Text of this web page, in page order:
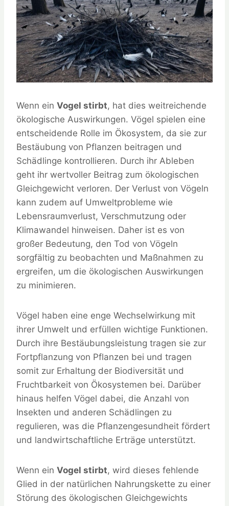
Wenn ein Vogel stirbt, hat dies weitreichende
ökologische Auswirkungen. Vögel spielen eine
entscheidende Rolle im Ökosystem, da sie zur
Bestäubung von Pflanzen beitragen und
Schädlinge kontrollieren. Durch ihr Ableben
geht ihr wertvoller Beitrag zum ökologischen
Gleichgewicht verloren. Der Verlust von Vögeln
kann zudem auf Umweltprobleme wie
Lebensraumverlust, Verschmutzung oder
Klimawandel hinweisen. Daher ist es von
großer Bedeutung, den Tod von Vögeln
sorgfältig zu beobachten und Maßnahmen zu
ergreifen, um die ökologischen Auswirkungen
zu minimieren.
Vögel haben eine enge Wechselwirkung mit
ihrer Umwelt und erfüllen wichtige Funktionen.
Durch ihre Bestäubungsleistung tragen sie zur
Fortpflanzung von Pflanzen bei und tragen
somit zur Erhaltung der Biodiversität und
Fruchtbarkeit von Ökosystemen bei. Darüber
hinaus helfen Vögel dabei, die Anzahl von
Insekten und anderen Schädlingen zu
regulieren, was die Pflanzengesundheit fördert
und landwirtschaftliche Erträge unterstützt.
Wenn ein Vogel stirbt, wird dieses fehlende
Glied in der natürlichen Nahrungskette zu einer
Störung des ökologischen Gleichgewichts